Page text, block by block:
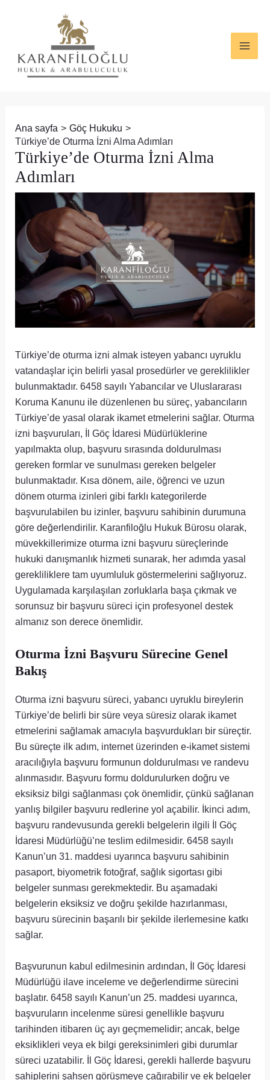
Ana sayfa
Göç Hukuku
Türkiye’de Oturma İzni Alma Adımları
Türkiye’de Oturma İzni Alma
Adımları
Türkiye’de oturma izni almak isteyen yabancı uyruklu
vatandaşlar için belirli yasal prosedürler ve gereklilikler
bulunmaktadır. 6458 sayılı Yabancılar ve Uluslararası
Koruma Kanunu ile düzenlenen bu süreç, yabancıların
Türkiye’de yasal olarak ikamet etmelerini sağlar. Oturma
izni başvuruları, İl Göç İdaresi Müdürlüklerine
yapılmakta olup, başvuru sırasında doldurulması
gereken formlar ve sunulması gereken belgeler
bulunmaktadır. Kısa dönem, aile, öğrenci ve uzun
dönem oturma izinleri gibi farklı kategorilerde
başvurulabilen bu izinler, başvuru sahibinin durumuna
göre değerlendirilir. Karanfiloğlu Hukuk Bürosu olarak,
müvekkillerimize oturma izni başvuru süreçlerinde
hukuki danışmanlık hizmeti sunarak, her adımda yasal
gerekliliklere tam uyumluluk göstermelerini sağlıyoruz.
Uygulamada karşılaşılan zorluklarla başa çıkmak ve
sorunsuz bir başvuru süreci için profesyonel destek
almanız son derece önemlidir.
Oturma İzni Başvuru Sürecine Genel
Bakış
Oturma izni başvuru süreci, yabancı uyruklu bireylerin
Türkiye’de belirli bir süre veya süresiz olarak ikamet
etmelerini sağlamak amacıyla başvurdukları bir süreçtir.
Bu süreçte ilk adım, internet üzerinden e-ikamet sistemi
aracılığıyla başvuru formunun doldurulması ve randevu
alınmasıdır. Başvuru formu doldurulurken doğru ve
eksiksiz bilgi sağlanması çok önemlidir, çünkü sağlanan
yanlış bilgiler başvuru redlerine yol açabilir. İkinci adım,
başvuru randevusunda gerekli belgelerin ilgili İl Göç
İdaresi Müdürlüğü’ne teslim edilmesidir. 6458 sayılı
Kanun’un 31. maddesi uyarınca başvuru sahibinin
pasaport, biyometrik fotoğraf, sağlık sigortası gibi
belgeler sunması gerekmektedir. Bu aşamadaki
belgelerin eksiksiz ve doğru şekilde hazırlanması,
başvuru sürecinin başarılı bir şekilde ilerlemesine katkı
sağlar.
Başvurunun kabul edilmesinin ardından, İl Göç İdaresi
Müdürlüğü ilave inceleme ve değerlendirme sürecini
başlatır. 6458 sayılı Kanun’un 25. maddesi uyarınca,
başvuruların incelenme süresi genellikle başvuru
tarihinden itibaren üç ayı geçmemelidir; ancak, belge
eksiklikleri veya ek bilgi gereksinimleri gibi durumlar
süreci uzatabilir. İl Göç İdaresi, gerekli hallerde başvuru
sahiplerini şahsen görüşmeye çağırabilir ve ek belgeler